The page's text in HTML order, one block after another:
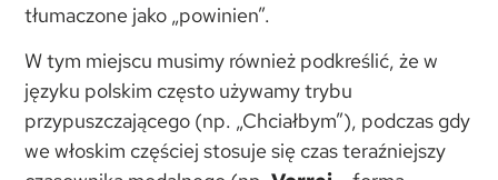
tłumaczone jako „powinien”.
W tym miejscu musimy również podkreślić, że w
języku polskim często używamy trybu
przypuszczającego (np. „Chciałbym”), podczas gdy
we włoskim częściej stosuje się czas teraźniejszy